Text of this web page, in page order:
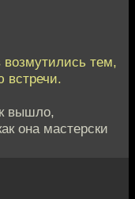
возмутились тем,
встречи.
вышло,
она мастерски